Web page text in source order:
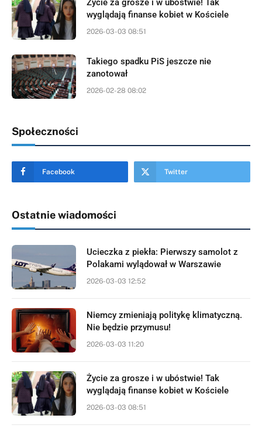
Życie za grosze i w ubóstwie! Tak
wyglądają finanse kobiet w Kościele
2026-03-03 08:51
Takiego spadku PiS jeszcze nie
zanotował
2026-02-28 08:02
Społeczności
Facebook Twitter
Ostatnie wiadomości
Ucieczka z piekła: Pierwszy samolot z
Polakami wylądował w Warszawie
2026-03-03 12:52
Niemcy zmieniają politykę klimatyczną.
Nie będzie przymusu!
2026-03-03 11:20
Życie za grosze i w ubóstwie! Tak
wyglądają finanse kobiet w Kościele
2026-03-03 08:51